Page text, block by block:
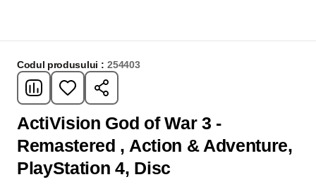
Codul produsului : 254403
ActiVision God of War 3 -
Remastered , Action & Adventure,
PlayStation 4, Disc